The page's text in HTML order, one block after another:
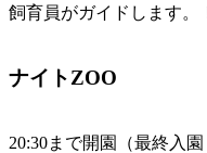
飼育員がガイドします。
ナイトZOO
20:30まで開園（最終入園